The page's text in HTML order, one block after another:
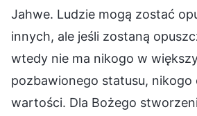
Jahwe. Ludzie mogą zostać
innych, ale jeśli zostaną
wtedy nie ma nikogo w
pozbawionego statusu, nikogo
wartości. Dla Bożego